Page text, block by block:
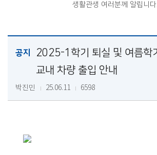
생활관생 여러분께 알립니다.
공지
2025-1학기 퇴실 및 여름학
교내 차량 출입 안내
박진민 25.06.11 6598